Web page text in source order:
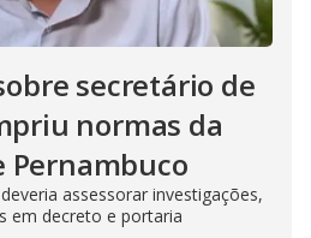
secretário de
normas da
Pernambuco
assessorar investigações,
em decreto e portaria